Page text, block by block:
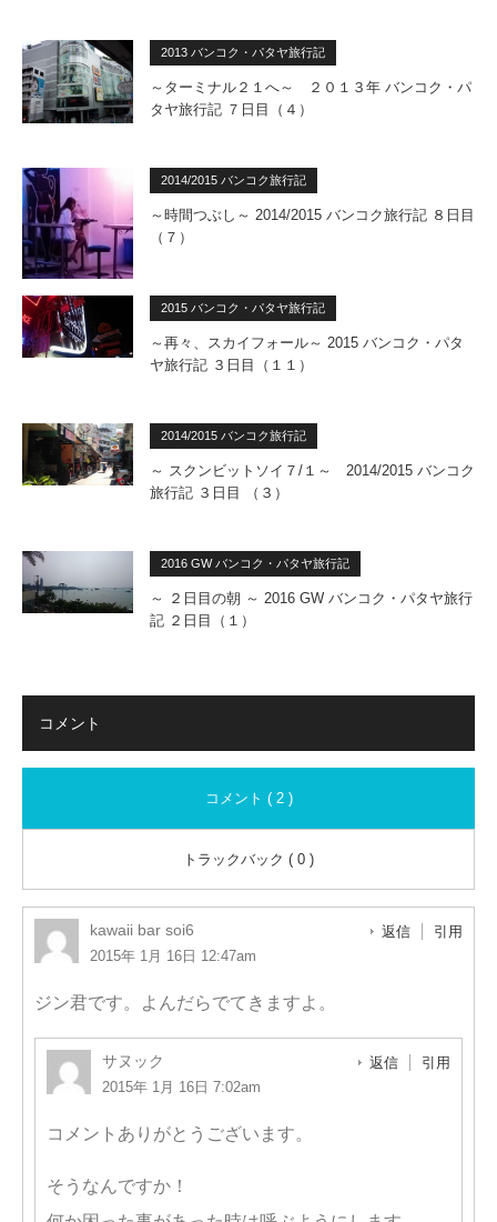
2013 バンコク・パタヤ旅行記
～ターミナル２１へ～ ２０１３年 バンコク・パ
タヤ旅行記 ７日目（４）
2014/2015 バンコク旅行記
～時間つぶし～ 2014/2015 バンコク旅行記 ８日目
（７）
2015 バンコク・パタヤ旅行記
～再々、スカイフォール～ 2015 バンコク・パタ
ヤ旅行記 ３日目（１１）
2014/2015 バンコク旅行記
～ スクンビットソイ７/１～ 2014/2015 バンコク
旅行記 ３日目 （３）
2016 GW バンコク・パタヤ旅行記
～ ２日目の朝 ～ 2016 GW バンコク・パタヤ旅行
記 ２日目（１）
コメント
コメント ( 2 )
トラックバック ( 0 )
kawaii bar soi6
2015年 1月 16日 12:47am
返信 引用
ジン君です。よんだらでてきますよ。
サヌック
2015年 1月 16日 7:02am
返信 引用
コメントありがとうございます。
そうなんですか！